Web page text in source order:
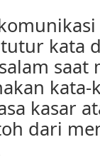
kata
saat
kata-
kasar
dari